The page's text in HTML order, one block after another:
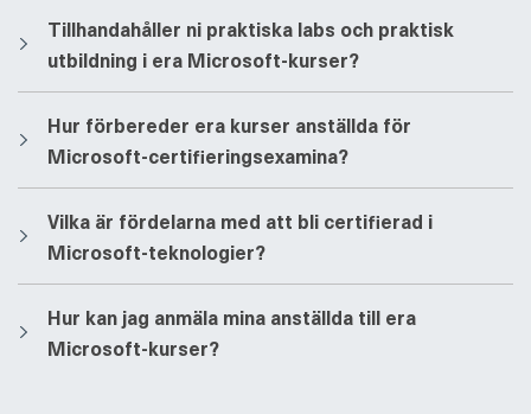
​​Tillhandahåller ni praktiska labs och praktisk
utbildning i era Microsoft-kurser?
​​Hur förbereder era kurser anställda för
Microsoft-certifieringsexamina?
​​Vilka är fördelarna med att bli certifierad i
Microsoft-teknologier?
​​Hur kan jag anmäla mina anställda till era
Microsoft-kurser?